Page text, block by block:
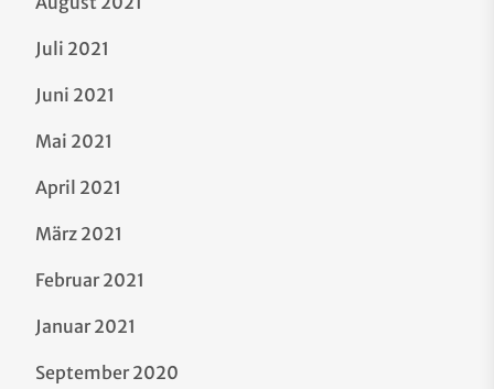
Juli 2021
Juni 2021
Mai 2021
April 2021
März 2021
Februar 2021
Januar 2021
September 2020